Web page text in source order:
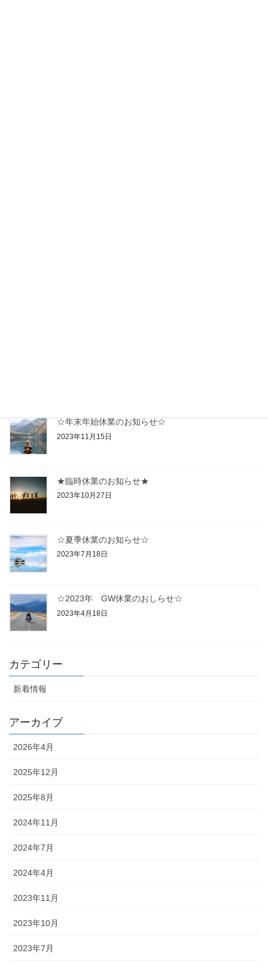
☆年末年始休業のお知らせ☆
2023年11月15日
★臨時休業のお知らせ★
2023年10月27日
☆夏季休業のお知らせ☆
2023年7月18日
☆2023年 GW休業のおしらせ☆
2023年4月18日
カテゴリー
新着情報
アーカイブ
2026年4月
2025年12月
2025年8月
2024年11月
2024年7月
2024年4月
2023年11月
2023年10月
2023年7月